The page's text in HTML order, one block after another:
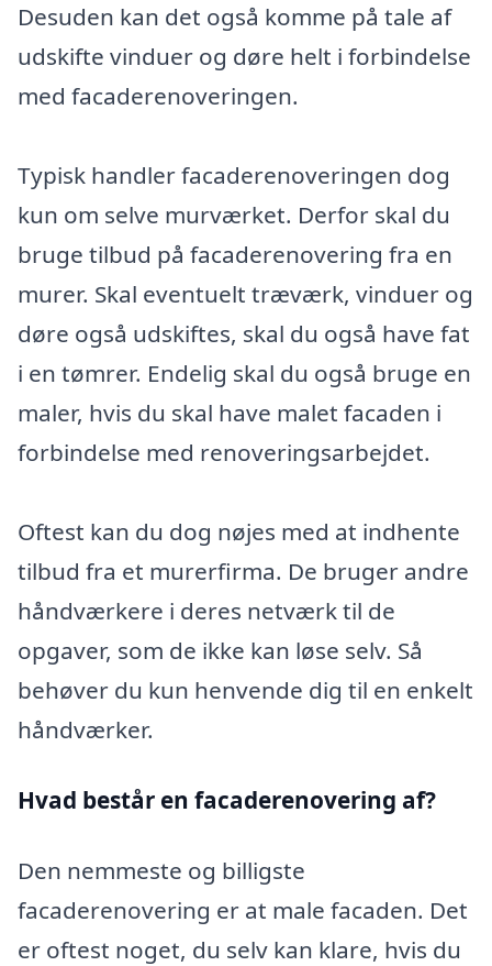
Desuden kan det også komme på tale af
udskifte vinduer og døre helt i forbindelse
med facaderenoveringen.
Typisk handler facaderenoveringen dog
kun om selve murværket. Derfor skal du
bruge tilbud på facaderenovering fra en
murer. Skal eventuelt træværk, vinduer og
døre også udskiftes, skal du også have fat
i en tømrer. Endelig skal du også bruge en
maler, hvis du skal have malet facaden i
forbindelse med renoveringsarbejdet.
Oftest kan du dog nøjes med at indhente
tilbud fra et murerfirma. De bruger andre
håndværkere i deres netværk til de
opgaver, som de ikke kan løse selv. Så
behøver du kun henvende dig til en enkelt
håndværker.
Hvad består en facaderenovering af?
Den nemmeste og billigste
facaderenovering er at male facaden. Det
er oftest noget, du selv kan klare, hvis du